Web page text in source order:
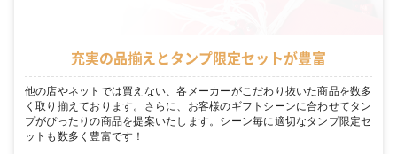
充実の品揃えとタンプ限定セットが豊富
他の店やネットでは買えない、各メーカーがこだわり抜いた商品を数多
く取り揃えております。さらに、お客様のギフトシーンに合わせてタン
プがぴったりの商品を提案いたします。シーン毎に適切なタンプ限定セ
ットも数多く豊富です！